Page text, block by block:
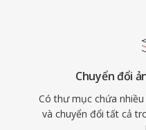
Chuyển đổi
Có thư mục chứa nhiều
và chuyển đổi tất cả